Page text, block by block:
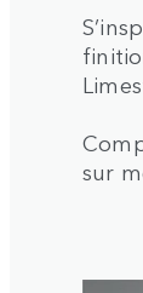
sur